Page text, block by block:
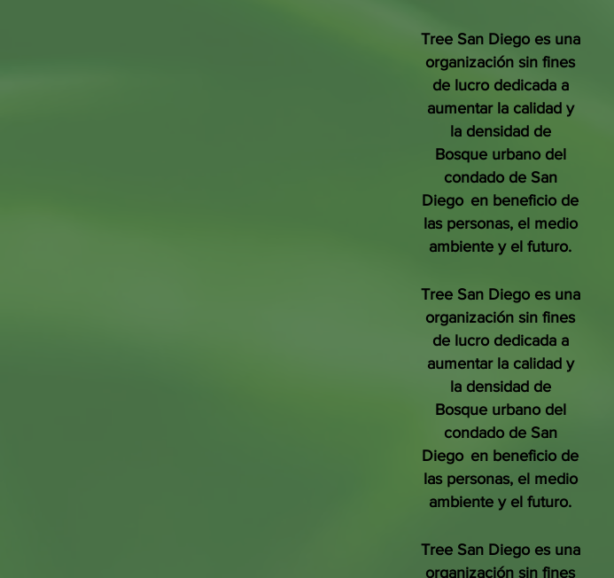
Tree San Diego es una
organización sin fines
de lucro dedicada a
aumentar la calidad y
la densidad de
Bosque urbano del
condado de San
Diego en beneficio de
las personas, el medio
ambiente y el futuro.
Tree San Diego es una
organización sin fines
de lucro dedicada a
aumentar la calidad y
la densidad de
Bosque urbano del
condado de San
Diego en beneficio de
las personas, el medio
ambiente y el futuro.
Tree San Diego es una
organización sin fines